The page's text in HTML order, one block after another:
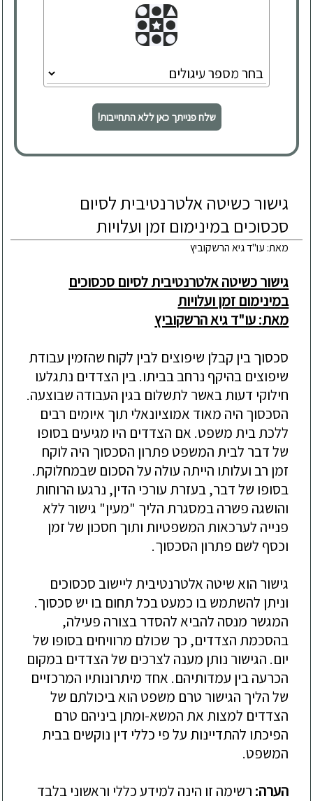
שלח פנייתך כאן ללא התחייבות!
גישור כשיטה אלטרנטיבית לסיום
סכסוכים במינימום זמן ועלויות
מאת: עו"ד גיא הרשקוביץ
גישור כשיטה אלטרנטיבית לסיום סכסוכים
במינימום זמן ועלויות
מאת: עו"ד גיא הרשקוביץ
סכסוך בין קבלן שיפוצים לבין לקוח שהזמין עבודת
שיפוצים בהיקף נרחב בביתו. בין הצדדים נתגלעו
חילוקי דעות באשר לתשלום בגין העבודה שבוצעה.
הסכסוך היה מאוד אמוציונאלי תוך איומים רבים
ללכת בית משפט. אם הצדדים היו מגיעים בסופו
של דבר לבית המשפט פתרון הסכסוך היה לוקח
זמן רב ועלותו הייתה עולה על הסכום שבמחלוקת.
בסופו של דבר, בעזרת עורכי הדין, נרגעו הרוחות
והושגה פשרה במסגרת הליך "מעין" גישור ללא
פנייה לערכאות המשפטיות ותוך חסכון של זמן
וכסף לשם פתרון הסכסוך.
גישור הוא שיטה אלטרנטיבית ליישוב סכסוכים
וניתן להשתמש בו כמעט בכל תחום בו יש סכסוך.
המגשר מנסה להביא להסדר בצורה פעילה,
בהסכמת הצדדים, כך שכולם מרוויחים בסופו של
יום. הגישור נותן מענה לצרכים של הצדדים במקום
הכרעה בין עמדותיהם. אחד מיתרונותיו המרכזיים
של הליך הגישור טרם משפט הוא ביכולתם של
הצדדים למצות את המשא-ומתן ביניהם טרם
הפיכתו להתדיינות על פי כללי דין נוקשים בבית
המשפט.
הערה: רשימה זו הינה למידע כללי וראשוני בלבד